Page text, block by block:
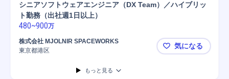
シニアソフトウェアエンジニア（DX Team）／ハイブリッ
ト勤務（出社週1日以上）
480~900万
株式会社 MJOLNIR SPACEWORKS
東京都港区
シニアソフ
気になる
もっと見る